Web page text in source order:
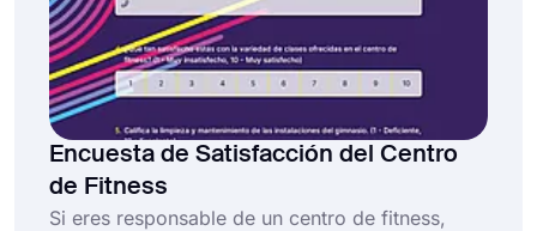
Encuesta de Satisfacción del Centro
de Fitness
Si eres responsable de un centro de fitness,